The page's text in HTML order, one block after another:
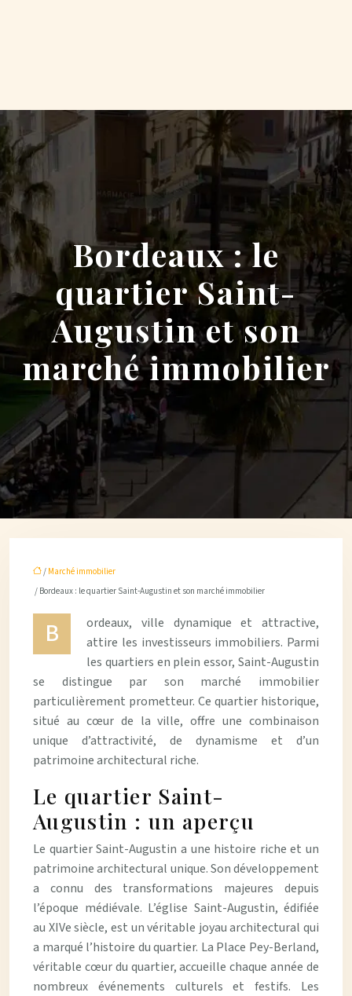
Bordeaux : le
quartier Saint-
Augustin et son
marché immobilier
/ Marché immobilier
/ Bordeaux : le quartier Saint-Augustin et son marché immobilier
B
ordeaux, ville dynamique et attractive,
attire les investisseurs immobiliers. Parmi
les quartiers en plein essor, Saint-Augustin
se distingue par son marché immobilier
particulièrement prometteur. Ce quartier historique,
situé au cœur de la ville, offre une combinaison
unique d’attractivité, de dynamisme et d’un
patrimoine architectural riche.
Le quartier Saint-
Augustin : un aperçu
Le quartier Saint-Augustin a une histoire riche et un
patrimoine architectural unique. Son développement
a connu des transformations majeures depuis
l’époque médiévale. L’église Saint-Augustin, édifiée
au XIVe siècle, est un véritable joyau architectural qui
a marqué l’histoire du quartier. La Place Pey-Berland,
véritable cœur du quartier, accueille chaque année de
nombreux événements culturels et festifs. Les